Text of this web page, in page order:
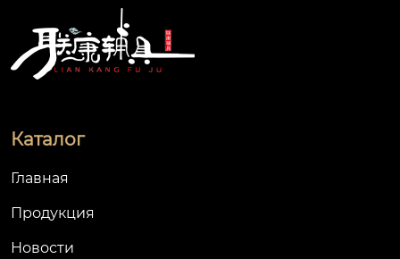
Каталог
Главная
Продукция
Новости